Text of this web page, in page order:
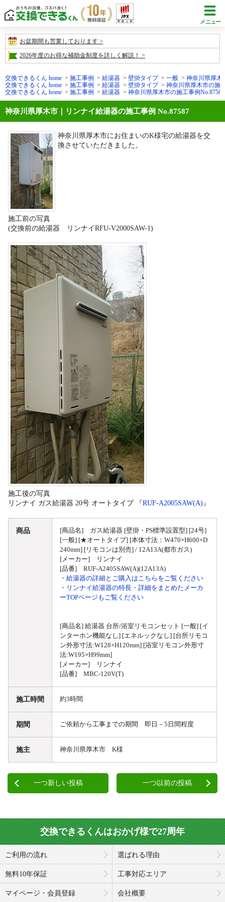
メニュー
お盆期間も営業しております
2026年度のお得な補助金制度を詳しく解説！
交換できるくん home 施工事例 給湯器 壁掛タイプ 一般
神奈川県厚木
交換できるくん home
施工事例 給湯器 壁掛タイプ
神奈川県厚木市の施
交換できるくん home
施工事例 給湯器 神奈川県厚木市の施工事例No.87587
神奈川県厚木市｜リンナイ給湯器の施工事例 No.87587
神奈川県厚木市にお住まいのK様宅の給湯器を交
換させていただきました。
施工前の写真
(交換前の給湯器 リンナイRFU-V2000SAW-1)
施工後の写真
リンナイ ガス給湯器 20号 オートタイプ 『RUF-A2005SAW(A) 』
商品
[商品名] ガス給湯器 [壁掛・PS標準設置型] [24号]
[一般] [★オートタイプ] [本体寸法：W470×H600×D
240mm] [リモコンは別売] / 12A13A(都市ガス)
[メーカー] リンナイ
[品番] RUF-A2405SAW(A)(12A13A)
・給湯器の詳細とご購入はこちらをご覧ください
・リンナイ給湯器の特長・詳細をまとめたメーカ
ーTOPページもご覧ください
[商品名] 給湯器 台所/浴室リモコンセット [一般] [イ
ンターホン機能なし] [エネルックなし] [台所リモコ
ン外形寸法:W128×H120mm] [浴室リモコン外形寸
法:W195×H99mm]
[メーカー] リンナイ
[品番] MBC-120V(T)
施工時間 約3時間
期間 ご依頼から工事までの期間 即日－5日間程度
施主 神奈川県厚木市 K様
一つ新しい投稿 一つ以前の投稿
交換できるくんはおかげ様で27周年
ご利用の流れ 選ばれる理由
無料10年保証 工事対応エリア
マイページ・会員登録 会社概要